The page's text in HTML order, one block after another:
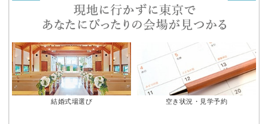
結婚式場選び 空き状況・見学予約